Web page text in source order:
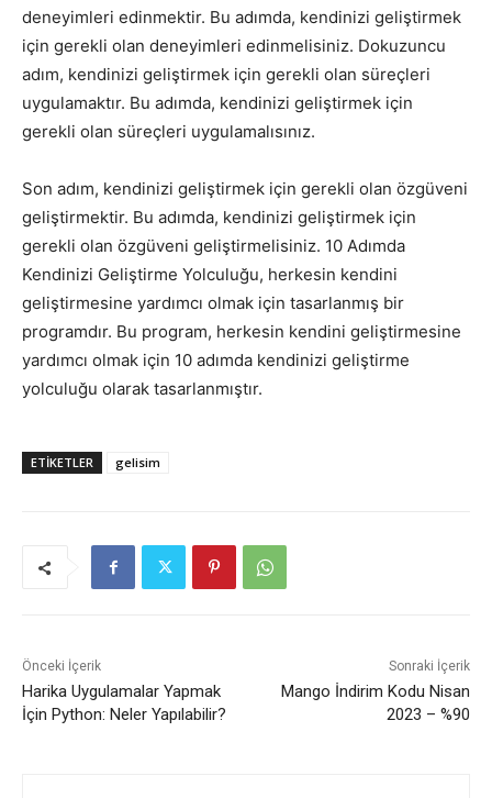
deneyimleri edinmektir. Bu adımda, kendinizi geliştirmek
için gerekli olan deneyimleri edinmelisiniz. Dokuzuncu
adım, kendinizi geliştirmek için gerekli olan süreçleri
uygulamaktır. Bu adımda, kendinizi geliştirmek için
gerekli olan süreçleri uygulamalısınız.
Son adım, kendinizi geliştirmek için gerekli olan özgüveni
geliştirmektir. Bu adımda, kendinizi geliştirmek için
gerekli olan özgüveni geliştirmelisiniz. 10 Adımda
Kendinizi Geliştirme Yolculuğu, herkesin kendini
geliştirmesine yardımcı olmak için tasarlanmış bir
programdır. Bu program, herkesin kendini geliştirmesine
yardımcı olmak için 10 adımda kendinizi geliştirme
yolculuğu olarak tasarlanmıştır.
ETIKETLER gelisim
Önceki İçerik
Harika Uygulamalar Yapmak
İçin Python: Neler Yapılabilir?
Sonraki İçerik
Mango İndirim Kodu Nisan
2023 – %90